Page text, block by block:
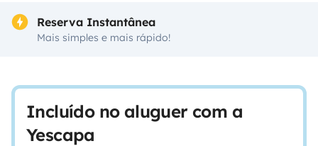
Reserva Instantânea
Mais simples e mais rápido!
Incluído no aluguer com a
Yescapa